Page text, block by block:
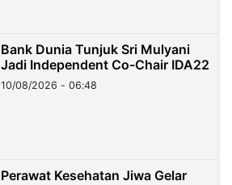
Bank Dunia Tunjuk Sri Mulyani
Jadi Independent Co-Chair IDA22
10/08/2026 - 06:48
Perawat Kesehatan Jiwa Gelar